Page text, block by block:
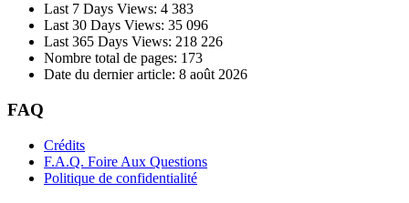
Last 7 Days Views: 4 383
Last 30 Days Views: 35 096
Last 365 Days Views: 218 226
Nombre total de pages: 173
Date du dernier article: 8 août 2026
FAQ
Crédits
F.A.Q. Foire Aux Questions
Politique de confidentialité